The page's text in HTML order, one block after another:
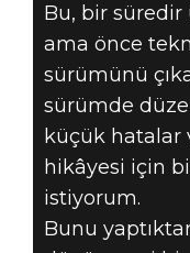
Bu, bir süredir
ama önce
sürümünü
sürümde
küçük hatalar
hikâyesi için
istiyorum.
Bunu